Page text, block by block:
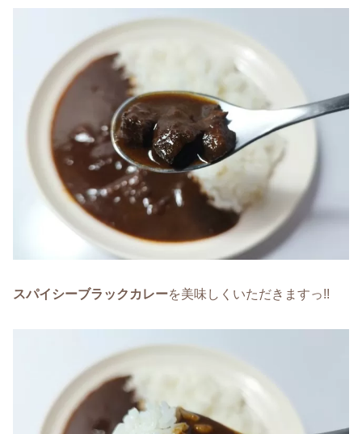
スパイシーブラックカレーを美味しくいただきますっ!!